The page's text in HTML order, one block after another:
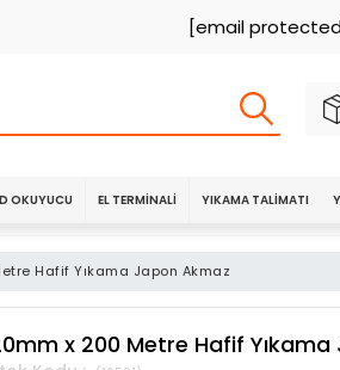
[email
OKUYUCU EL TERMINALI YIKAMA TALIMATI
Hafif Yıkama Japon Akmaz
x 200 Metre Hafif